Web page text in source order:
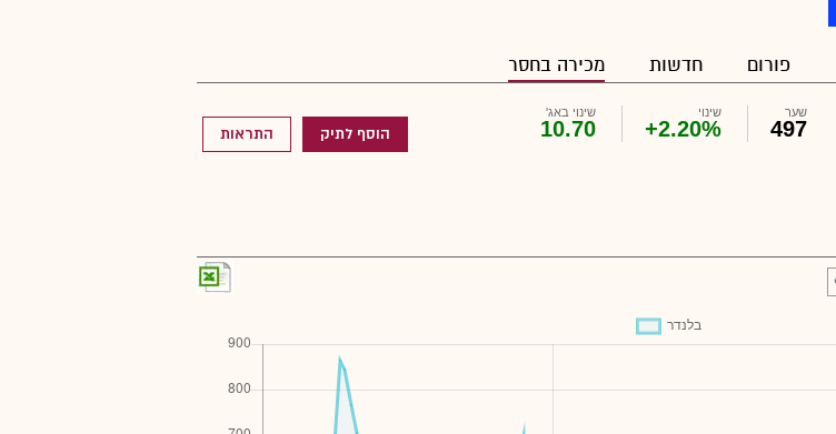
פורום חדשות מכירה בחסר
שער
497
שינוי
+2.20%
שינוי באג'
10.70 הוסף לתיק התראות